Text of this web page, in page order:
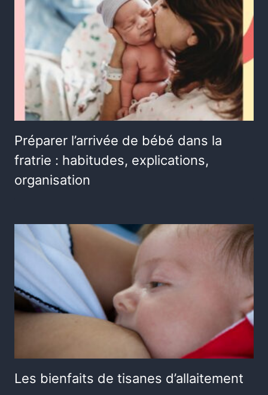
Préparer l’arrivée de bébé dans la
fratrie : habitudes, explications,
organisation
Les bienfaits de tisanes d’allaitement